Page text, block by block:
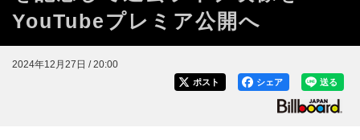
YouTubeプレミア公開へ
2024年12月27日 / 20:00
送る
シェア
ポスト